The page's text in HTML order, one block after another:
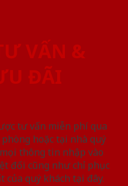
VẤN &
ĐÃI
tư vấn miễn phí qua
hoặc tại nhà quý
thông tin nhập vào
đối cũng như chỉ phục
của quý khách tại đây.